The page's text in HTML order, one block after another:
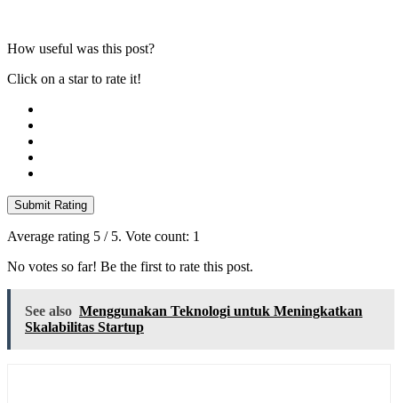
How useful was this post?
Click on a star to rate it!
Submit Rating
Average rating 5 / 5. Vote count: 1
No votes so far! Be the first to rate this post.
See also Menggunakan Teknologi untuk Meningkatkan
Skalabilitas Startup